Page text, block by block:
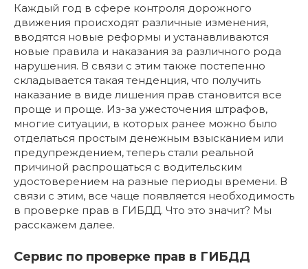
Каждый год в сфере контроля дорожного
движения происходят различные изменения,
вводятся новые реформы и устанавливаются
новые правила и наказания за различного рода
нарушения. В связи с этим также постепенно
складывается такая тенденция, что получить
наказание в виде лишения прав становится все
проще и проще. Из-за ужесточения штрафов,
многие ситуации, в которых ранее можно было
отделаться простым денежным взысканием или
предупреждением, теперь стали реальной
причиной распрощаться с водительским
удостоверением на разные периоды времени. В
связи с этим, все чаще появляется необходимость
в проверке прав в ГИБДД. Что это значит? Мы
расскажем далее.
Сервис по проверке прав в ГИБДД